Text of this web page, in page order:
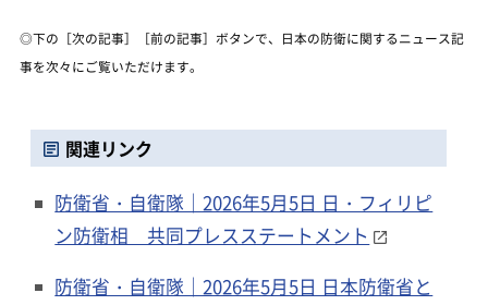
◎下の［次の記事］［前の記事］ボタンで、日本の防衛に関するニュース記
事を次々にご覧いただけます。
関連リンク
防衛省・自衛隊｜2026年5月5日 日・フィリピ
ン防衛相 共同プレスステートメント
防衛省・自衛隊｜2026年5月5日 日本防衛省と